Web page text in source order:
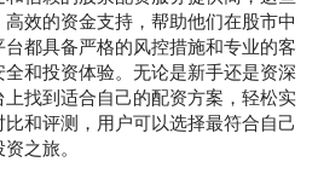
效的资金支持，帮助他们在股市中
都具备严格的风控措施和专业的客
和投资体验。无论是新手还是资深
找到适合自己的配资方案，轻松实
和评测，用户可以选择最符合自己
之旅。